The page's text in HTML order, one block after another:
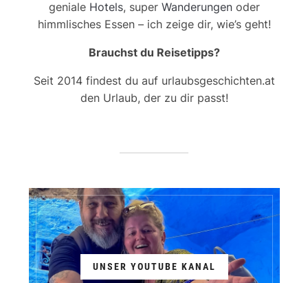
geniale Hotels, super Wanderungenoder
himmlisches Essen – ich zeige dir, wie’s geht!
Brauchst du Reisetipps?
Seit 2014 findest du auf urlaubsgeschichten.at
den Urlaub, der zu dir passt!
UNSER YOUTUBE KANAL